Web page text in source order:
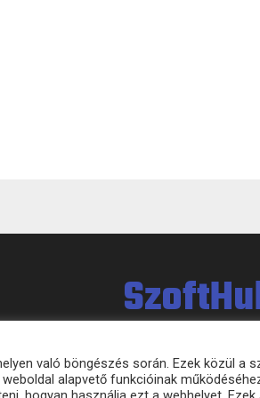
való böngészés során. Ezek közül a
alapvető funkcióinak